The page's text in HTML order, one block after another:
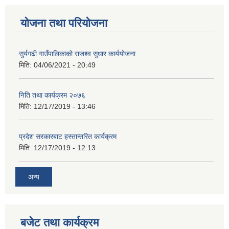
योजना तथा परियोजना
सुर्यगढी गाउँपालिकाको राजश्व सुधार कार्ययोजना
मिति: 04/06/2021 - 20:49
निति तथा कार्यक्रम २०७६
मिति: 12/17/2019 - 13:46
प्रदेश सरकारबाट हस्तान्तरित कार्यक्रम
मिति: 12/17/2019 - 12:13
अन्य
बजेट तथा कार्यक्रम